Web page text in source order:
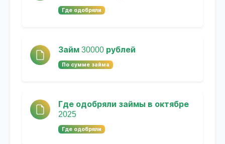
Где одобряли
Займ 30000 рублей
По сумме займа
Где одобряли займы в октябре
2025
Где одобряли